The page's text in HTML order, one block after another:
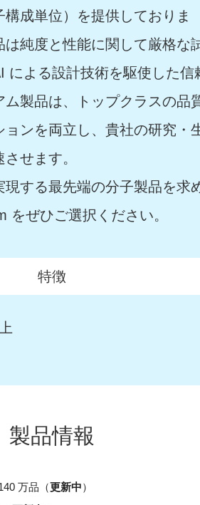
成単位）を提供しておりま
は純度と性能に関して厳格な
による設計技術を駆使した信
ム製品は、トップクラスの品
ョンを両立し、貴社の研究・
せます。
現する最先端の分子製品を求
をぜひご選択ください。
特徴
製品情報
万品（更新中）